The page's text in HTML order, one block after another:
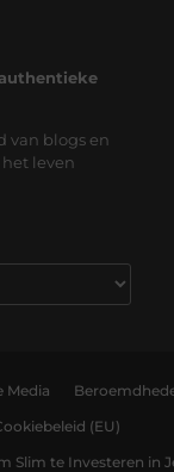
van blogs en
leven
Media
(EU)
Slim te Investeren in